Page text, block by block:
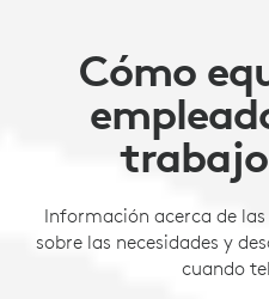
Cómo
Información acerca de
sobre las necesidades y
cuando